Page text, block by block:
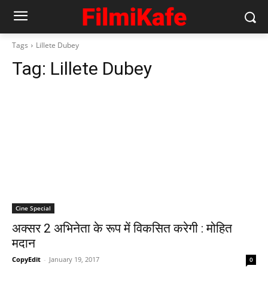
Tags Lillete Dubey
Tag: Lillete Dubey
Cine Special
अक्‍सर 2 अभिनेता के रूप में विकसित करेगी : मोहित
मदान
CopyEdit - January 19, 2017 0